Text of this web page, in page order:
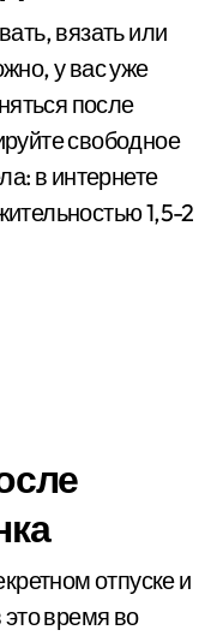
вязать или
у вас уже
после
свободное
в интернете
1,5-2
отпуске и
это время во